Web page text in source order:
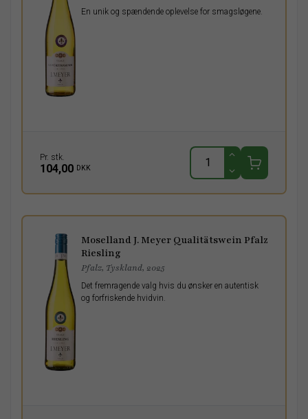
En unik og spændende oplevelse for smagsløgene.
Pr. stk.
104,00 DKK
Moselland J. Meyer Qualitätswein Pfalz
Riesling
Pfalz, Tyskland, 2025
Det fremragende valg hvis du ønsker en autentisk
og forfriskende hvidvin.